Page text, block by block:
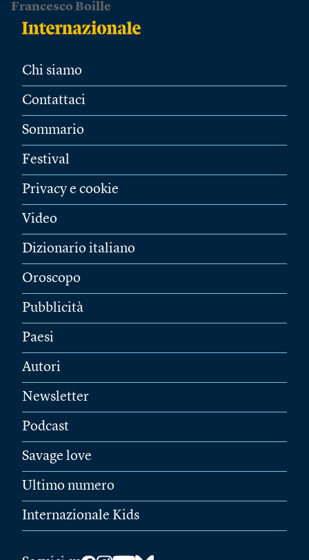
Francesco Boille
Chi siamo
Contattaci
Sommario
Festival
Privacy e cookie
Video
Dizionario italiano
Oroscopo
Pubblicità
Paesi
Autori
Newsletter
Podcast
Savage love
Ultimo numero
Internazionale Kids